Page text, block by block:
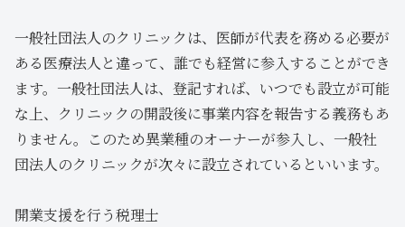
一般社団法人のクリニックは、医師が代表を務める必要が
ある医療法人と違って、誰でも経営に参入することができ
ます。一般社団法人は、登記すれば、いつでも設立が可能
な上、クリニックの開設後に事業内容を報告する義務もあ
りません。このため異業種のオーナーが参入し、一般社
団法人のクリニックが次々に設立されているといいます。
開業支援を行う税理士